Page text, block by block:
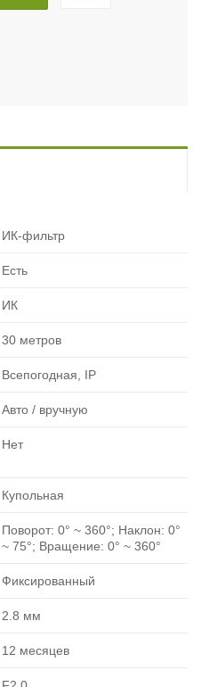
ИК-фильтр
Есть
ИК
30 метров
Всепогодная, IP
Авто / вручную
Нет
Купольная
Поворот: 0° ~ 360°; Наклон: 0°
~ 75°; Вращение: 0° ~ 360°
Фиксированный
2.8 мм
12 месяцев